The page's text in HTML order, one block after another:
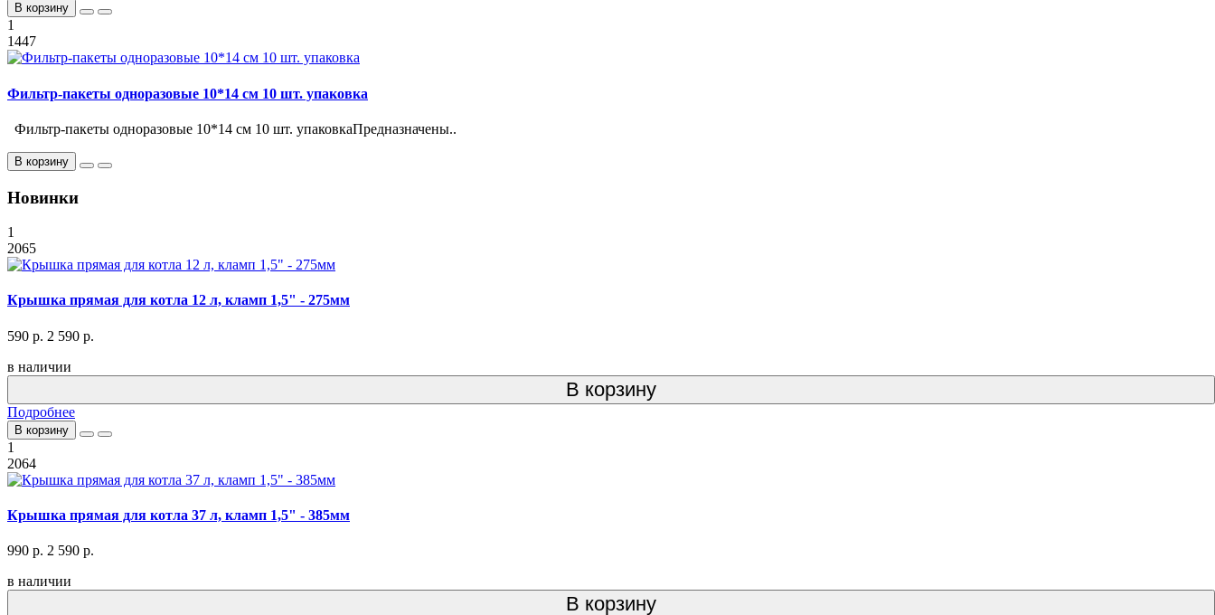
В корзину
1
1447
Фильтр-пакеты одноразовые 10*14 см 10 шт. упаковка
Фильтр-пакеты одноразовые 10*14 см 10 шт. упаковкаПредназначены..
В корзину
Новинки
1
2065
Крышка прямая для котла 12 л, кламп 1,5" - 275мм
590 р. 2 590 р.
в наличии
В корзину
Подробнее
В корзину
1
2064
Крышка прямая для котла 37 л, кламп 1,5" - 385мм
990 р. 2 590 р.
в наличии
В корзину